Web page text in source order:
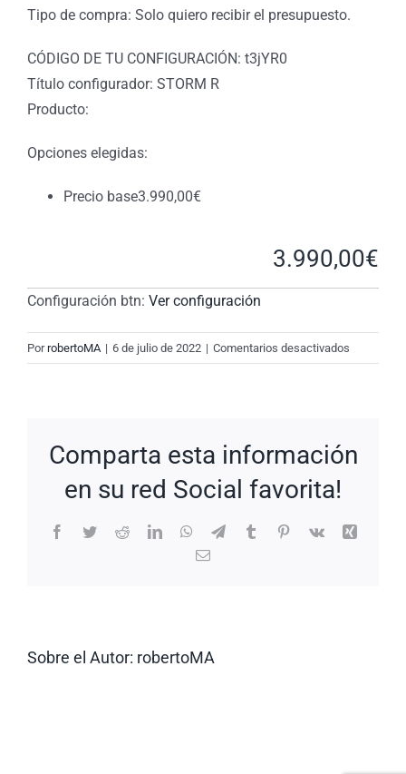
Tipo de compra: Solo quiero recibir el presupuesto.
CÓDIGO DE TU CONFIGURACIÓN: t3jYR0
Título configurador: STORM R
Producto:
Opciones elegidas:
Precio base3.990,00€
3.990,00€
Configuración btn: Ver configuración
PorrobertoMA | 6 de julio de 2022 | Comentarios desactivados
New
Comparta esta información
en su red Social favorita!
Facebook
TwitterRedditLinkedInWhatsApp
TelegramTumblrPinterest
Vk
Xing
Correo
Sobre el Autor: robertoMA